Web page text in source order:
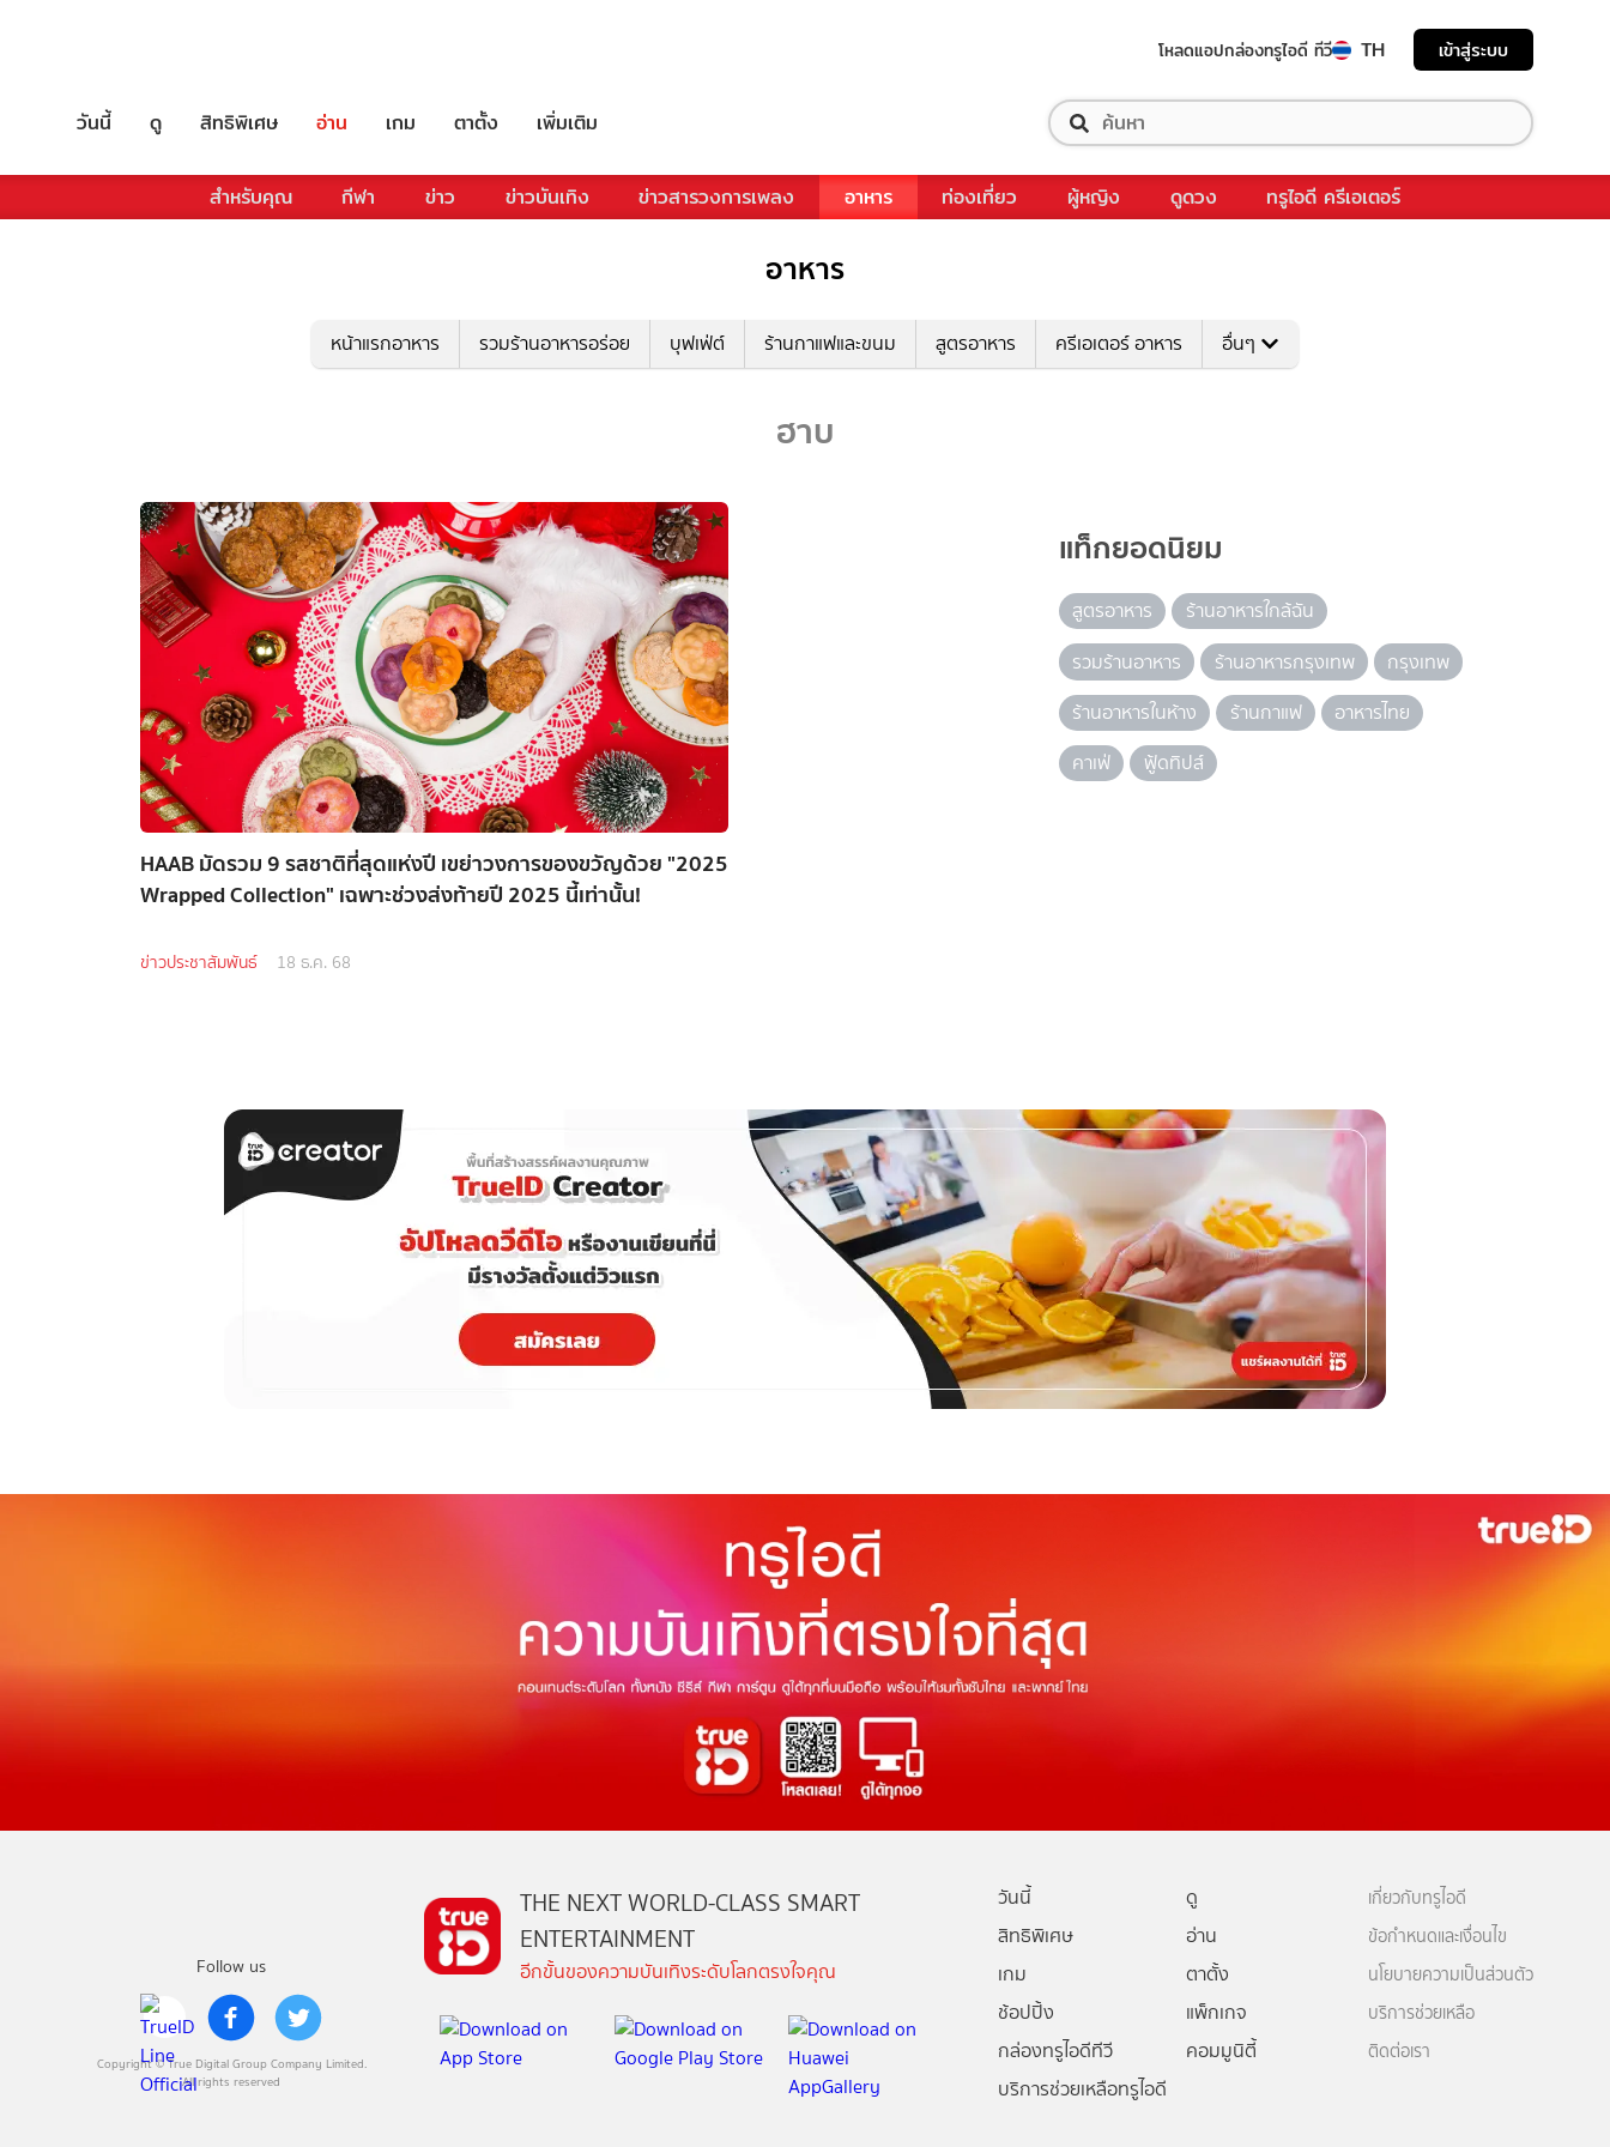
โหลดแอปกล่องทรูไอดี ทีวี TH เข้าสู่ระบบ
วันนี้ ดู สิทธิพิเศษ อ่าน เกม ตาตั้ง เพิ่มเติม
สำหรับคุณ กีฬา ข่าว ข่าวบันเทิง ข่าวสารวงการเพลง อาหาร ท่องเที่ยว ผู้หญิง ดูดวง ทรูไอดี ครีเอเตอร์
อาหาร
หน้าแรกอาหาร รวมร้านอาหารอร่อย บุฟเฟ่ต์ ร้านกาแฟและขนม สูตรอาหาร ครีเอเตอร์ อาหาร อื่นๆ
ฮาบ
HAAB มัดรวม 9 รสชาติที่สุดแห่งปี เขย่าวงการของขวัญด้วย "2025
Wrapped Collection" เฉพาะช่วงส่งท้ายปี 2025 นี้เท่านั้น!
ข่าวประชาสัมพันธ์ 18 ธ.ค. 68
แท็กยอดนิยม
สูตรอาหาร
ร้านอาหารใกล้ฉัน
รวมร้านอาหาร
ร้านอาหารกรุงเทพ
กรุงเทพ
ร้านอาหารในห้าง
ร้านกาแฟ
อาหารไทย
คาเฟ่
ฟู้ดทิปส์
Follow us
Copyright © True Digital Group Company Limited.
All rights reserved
THE NEXT WORLD-CLASS SMART
ENTERTAINMENT
อีกขั้นของความบันเทิงระดับโลกตรงใจคุณ
วันนี้
ดู
สิทธิพิเศษ
อ่าน
เกม
ตาตั้ง
ช้อปปิ้ง
แพ็กเกจ
กล่องทรูไอดีทีวี
คอมมูนิตี้
บริการช่วยเหลือทรูไอดี
เกี่ยวกับทรูไอดี
ข้อกำหนดและเงื่อนไข
นโยบายความเป็นส่วนตัว
บริการช่วยเหลือ
ติดต่อเรา